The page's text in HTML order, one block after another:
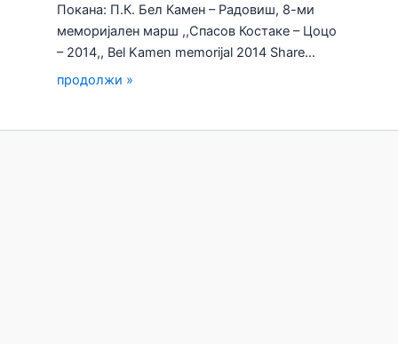
Покана: П.К. Бел Камен – Радовиш, 8-ми
меморијален марш ,,Спасов Костаке – Цоцо
– 2014,, Bel Kamen memorijal 2014 Share…
продолжи »